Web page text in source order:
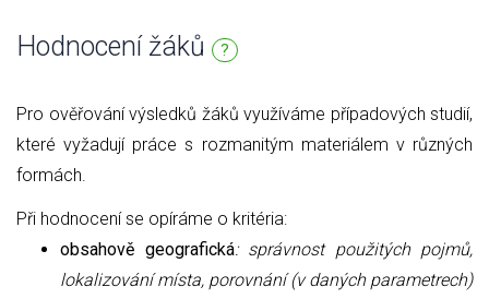
Hodnocení žáků ?
Pro ověřování výsledků žáků využíváme případových studií,
které vyžadují práce s rozmanitým materiálem v různých
formách.
Při hodnocení se opíráme o kritéria:
obsahově geografická: správnost použitých pojmů,
lokalizování místa, porovnání (v daných parametrech)